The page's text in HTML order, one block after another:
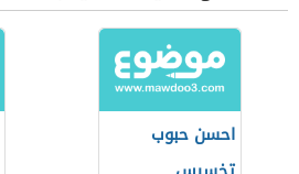
احسن حبوب